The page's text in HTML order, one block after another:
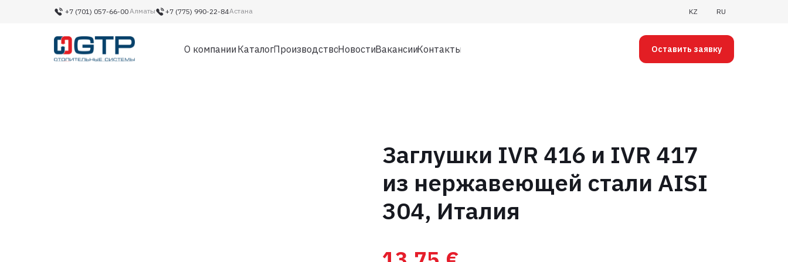
+7 (701) 057-66-00‬Алматы +7 (775) 990-22-84‬Астана
Оставить заявку
О компании КаталогПроизводствоНовостиВакансииКонтакты
RU
KZ
Заглушки IVR 416 и IVR 417
из нержавеющей стали AISI
304, Италия